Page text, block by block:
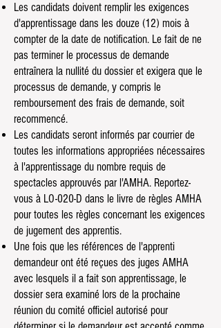
Les candidats doivent remplir les exigences
d'apprentissage dans les douze (12) mois à
compter de la date de notification. Le fait de ne
pas terminer le processus de demande
entraînera la nullité du dossier et exigera que le
processus de demande, y compris le
remboursement des frais de demande, soit
recommencé.
Les candidats seront informés par courrier de
toutes les informations appropriées nécessaires
à l'apprentissage du nombre requis de
spectacles approuvés par l'AMHA. Reportez-
vous à LO-020-D dans le livre de règles AMHA
pour toutes les règles concernant les exigences
de jugement des apprentis.
Une fois que les références de l'apprenti
demandeur ont été reçues des juges AMHA
avec lesquels il a fait son apprentissage, le
dossier sera examiné lors de la prochaine
réunion du comité officiel autorisé pour